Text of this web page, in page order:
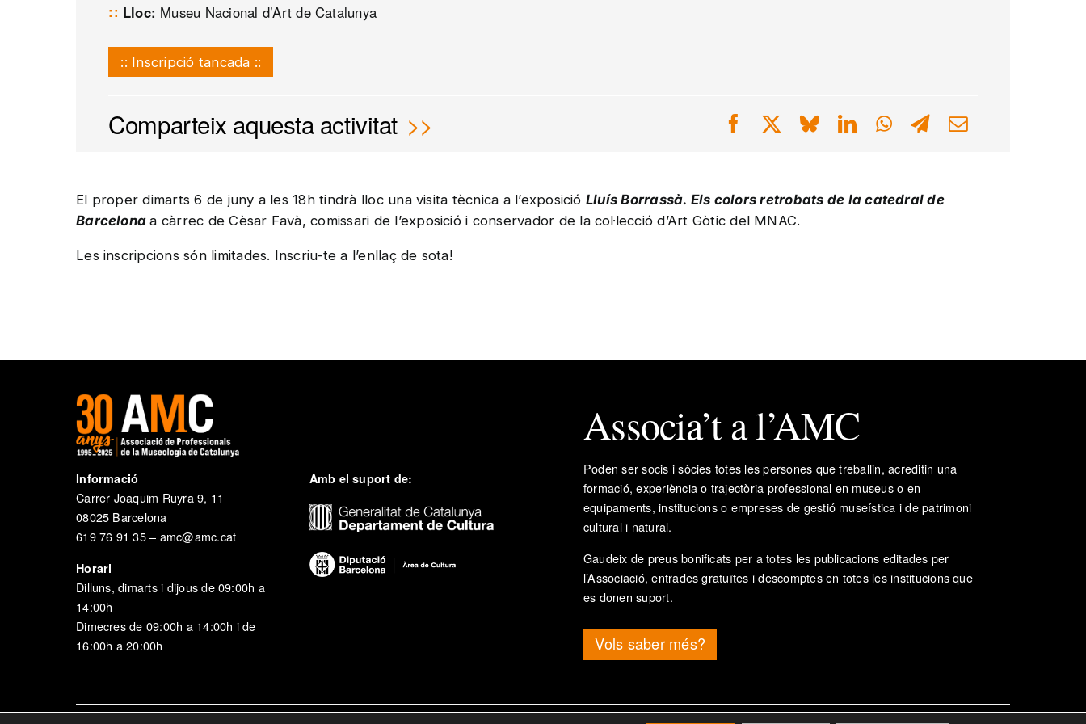
Lloc: Museu Nacional d’Art de Catalunya
:: Inscripció tancada ::
Comparteix aquesta activitat
El proper dimarts 6 de juny a les 18h tindrà lloc una visita tècnica a l’exposició Lluís Borrassà. Els colors retrobats de la catedral de
Barcelonaa càrrec de Cèsar Favà, comissari de l’exposició i conservador de la col·lecció d’Art Gòtic del MNAC.
Les inscripcions són limitades. Inscriu-te a l’enllaç de sota!
Informació
Carrer Joaquim Ruyra 9, 11
08025 Barcelona
619 76 91 35 – amc@amc.cat
Horari
Dilluns, dimarts i dijous de 09:00h a
14:00h
Dimecres de 09:00h a 14:00h i de
16:00h a 20:00h
Amb el suport de:
Associa’t a l’AMC
Poden ser socis i sòcies totes les persones que treballin, acreditin una
formació, experiència o trajectòria professional en museus o en
equipaments, institucions o empreses de gestió museística i de patrimoni
cultural i natural.
Gaudeix de preus bonificats per a totes les publicacions editades per
l’Associació, entrades gratuïtes i descomptes en totes les institucions que
es donen suport.
Vols saber més?